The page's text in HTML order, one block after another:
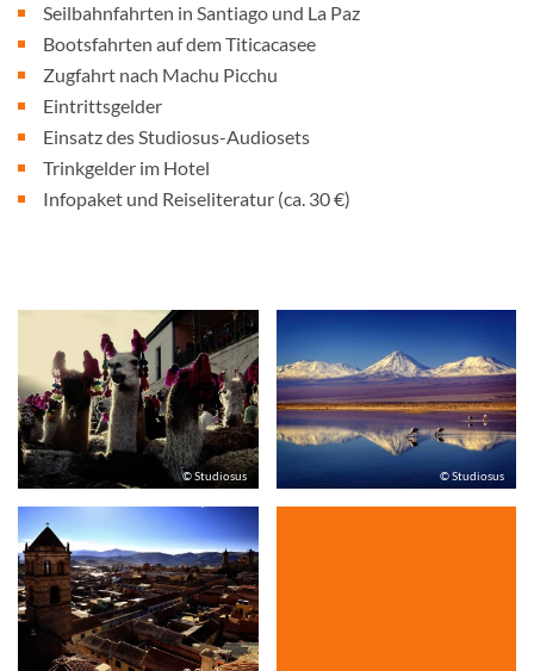
Seilbahnfahrten in Santiago und La Paz
Bootsfahrten auf dem Titicacasee
Zugfahrt nach Machu Picchu
Eintrittsgelder
Einsatz des Studiosus-Audiosets
Trinkgelder im Hotel
Infopaket und Reiseliteratur (ca. 30 €)
© Studiosus © Studiosus